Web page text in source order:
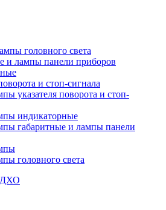
головного света
и лампы панели приборов
и стоп-сигнала
указателя поворота и стоп-
индикаторные
габаритные и лампы панели
головного света
ДХО